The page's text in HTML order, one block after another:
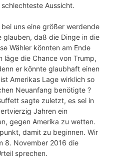
Aussicht.
uns eine größer werdende
glauben, daß die Dinge in die
Wähler könnten am Ende
läge die Chance von Trump,
er könnte glaubhaft einen
Amerikas Lage wirklich so
Neuanfang benötigte ?
sagte zuletzt, es sei in
Jahren ein
gegen Amerika zu wetten.
damit zu beginnen. Wir
8. November 2016 die
sprechen.